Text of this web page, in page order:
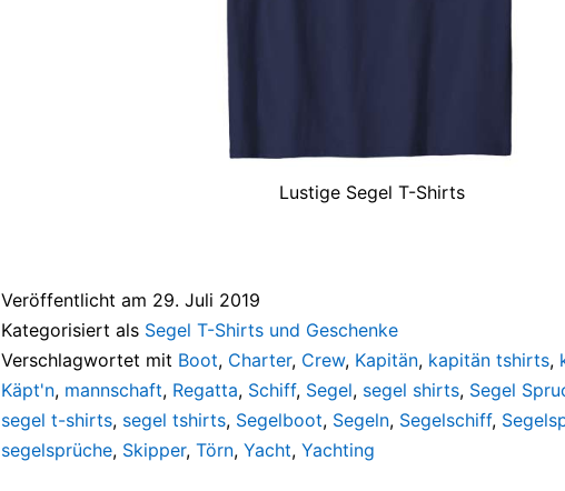
Lustige Segel T-Shirts
Veröffentlicht am 29. Juli 2019
Kategorisiert als Segel T-Shirts und Geschenke
Verschlagwortet mit Boot, Charter, Crew, Kapitän, kapitän tshirts,
Käpt'n, mannschaft, Regatta, Schiff, Segel, segel shirts, Segel
segel t-shirts, segel tshirts, Segelboot, Segeln, Segelschiff,
segelsprüche, Skipper, Törn, Yacht, Yachting